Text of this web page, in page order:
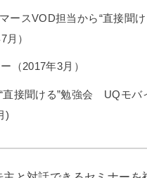
ースVOD担当から“直接聞け
月）
（2017年3月）
直接聞ける”勉強会 UQモバ
)